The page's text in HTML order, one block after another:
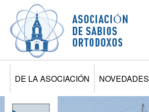
DE LA ASOCIACIÓN NOVEDADES